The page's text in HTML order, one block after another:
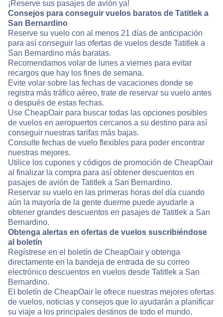
¡Reserve sus pasajes de avión ya!
Consejos para conseguir vuelos baratos de Tatitlek a
San Bernardino
Reserve su vuelo con al menos 21 días de anticipación
para así conseguir las ofertas de vuelos desde Tatitlek a
San Bernardino más baratas.
Recomendamos volar de lunes a viernes para evitar
recargos que hay los fines de semana.
Evite volar sobre las fechas de vacaciones donde se
registra más tráfico aéreo, trate de reservar su vuelo antes
o después de estas fechas.
Use CheapOair para buscar todas las opciones posibles
de vuelos en aeropuertos cercanos a su destino para así
conseguir nuestras tarifas más bajas.
Consulte fechas de vuelo flexibles para poder encontrar
nuestras mejores.
Utilice los cupones y códigos de promoción de CheapOair
al finalizar la compra para así obtener descuentos en
pasajes de avión de Tatitlek a San Bernardino.
Reservar su vuelo en las primeras horas del día cuando
aún la mayoría de la gente duerme puede ayudarle a
obtener grandes descuentos en pasajes de Tatitlek a San
Bernardino.
Obtenga alertas en ofertas de vuelos suscribiéndose
al boletín
Regístrese en el boletín de CheapOair y obtenga
directamente en la bandeja de entrada de su correo
electrónico descuentos en vuelos desde Tatitlek a San
Bernardino.
El boletín de CheapOair le ofrece nuestras mejores ofertas
de vuelos, noticias y consejos que lo ayudarán a planificar
su viaje a los principales destinos de todo el mundo,